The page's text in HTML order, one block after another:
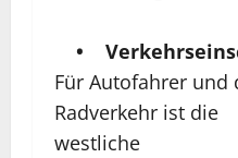
•
Für Autofahrer und
Radverkehr ist die
westliche